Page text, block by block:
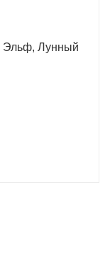
Эльф, Лунный